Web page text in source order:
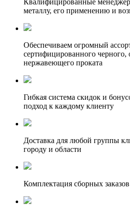
Квалифицированные
металлу, его применению и
Обеспечиваем огромный
сертифицированного черного,
нержавеющего проката
Гибкая система скидок и
подход к каждому клиенту
Доставка для любой группы
городу и области
Комплектация сборных